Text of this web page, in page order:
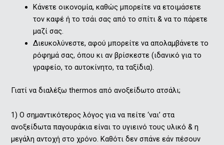
Κάνετε οικονομία, καθώς μπορείτε να ετοιμάσετε
τον καφέ ή το τσάι σας από το σπίτι & να το πάρετε
μαζί σας.
Διευκολύνεστε, αφού μπορείτε να απολαμβάνετε το
ρόφημά σας, όπου κι αν βρίσκεστε (ιδανικό για το
γραφείο, το αυτοκίνητο, τα ταξίδια).
Γιατί να διαλέξω thermos από ανοξείδωτο ατσάλι;
1) O σημαντικότερος λόγος για να πείτε ‘ναι’ στα
ανοξείδωτα παγουράκια είναι το υγιεινό τους υλικό & η
μεγάλη αντοχή στο χρόνο. Καθότι δεν σπάνε εάν πέσουν